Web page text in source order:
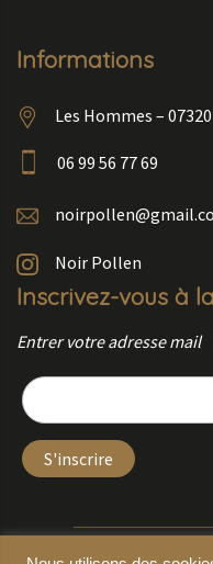
Informations
Les Hommes –
06 99 56 77 69
Noir Pollen
Inscrivez-vous à
Entrer votre adresse mail